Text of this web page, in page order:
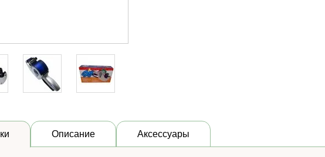
Описание Аксессуары